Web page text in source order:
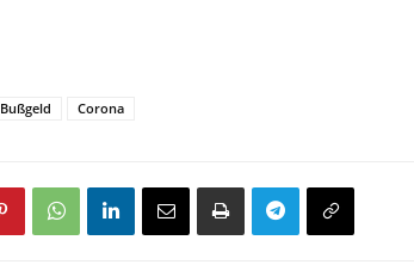
Bußgeld Corona